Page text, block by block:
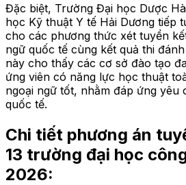
Đặc biệt, Trường Đại học Dược
học Kỹ thuật Y tế Hải Dương tiếp
cho các phương thức xét tuyển
ngữ quốc tế cùng kết quả thi
này cho thấy các cơ sở đào tạo
ứng viên có năng lực học thuật
ngoại ngữ tốt, nhằm đáp ứng yêu
quốc tế.
Chi tiết phương án
13 trường đại học
2026: